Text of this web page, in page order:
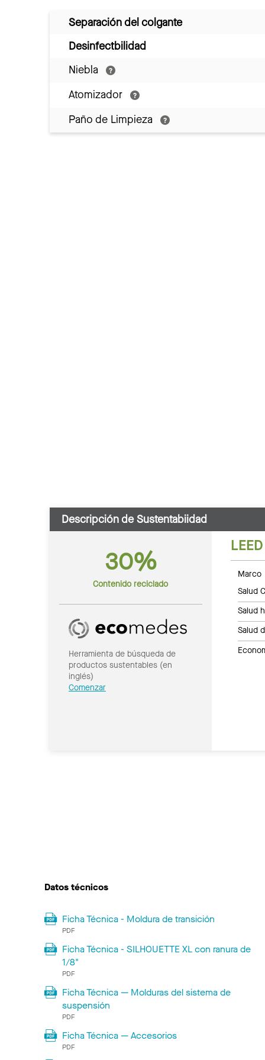
Separación del colgante
Desinfectbilidad
Niebla
Atomizador
Paño de Limpieza
Descripción de Sustentabiidad
30%
Contenido reciclado
Herramienta de búsqueda de
productos sustentables (en
inglés)
Comenzar
Marco
Salud
Salud
Salud
Datos técnicos
Ficha Técnica - Moldura de transición
PDF
Ficha Técnica - SILHOUETTE XL con ranura de
1/8"
PDF
Ficha Técnica — Molduras del sistema de
suspensión
PDF
Ficha Técnica — Accesorios
PDF